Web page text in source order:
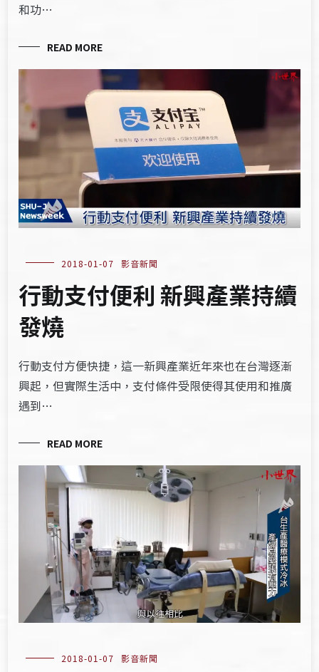
和功…
READ MORE
2018-01-07 影音新聞
行動支付便利 新興產業持續
發燒
行動支付方便快捷，這一新興產業近年來也在台灣逐漸
興起，但實際生活中，支付條件受限使得其使用和推廣
遇到…
READ MORE
2018-01-07 影音新聞